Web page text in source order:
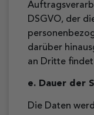
DSGVO, der
darüber
an Dritte
e. Dauer der
Die Daten